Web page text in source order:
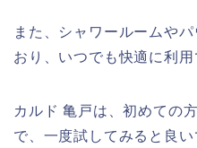
また、シャワールームや
おり、いつでも快適に利用
カルド 亀戸は、初めての
で、一度試してみると良い